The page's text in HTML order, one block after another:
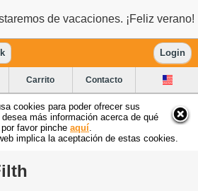
de vacaciones. ¡Feliz verano!
Login
Carrito Contacto
cookies para poder ofrecer sus
más información acerca de qué
favor pinche aquí
implica la aceptación de estas cookies.